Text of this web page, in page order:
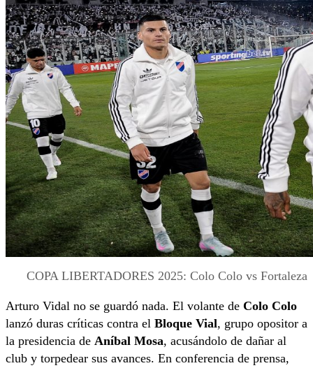
COPA LIBERTADORES 2025: Colo Colo vs Fortaleza
Arturo Vidal no se guardó nada. El volante de Colo Colo
lanzó duras críticas contra el Bloque Vial, grupo opositor a
la presidencia de Aníbal Mosa, acusándolo de dañar al
club y torpedear sus avances. En conferencia de prensa,